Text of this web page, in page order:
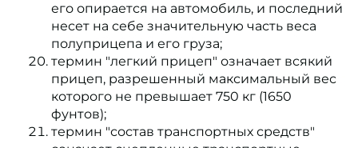
его опирается на автомобиль, и последний
несет на себе значительную часть веса
полуприцепа и его груза;
термин "легкий прицеп" означает всякий
прицеп, разрешенный максимальный вес
которого не превышает 750 кг (1650
фунтов);
термин "состав транспортных средств"